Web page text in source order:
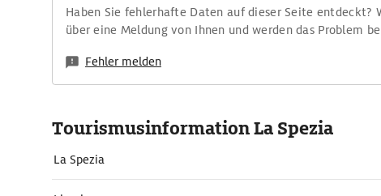
Haben Sie fehlerhafte Daten auf dieser Seite entdeckt?
über eine Meldung von Ihnen und werden das Problem
Fehler melden
Tourismusinformation La Spezia
La Spezia